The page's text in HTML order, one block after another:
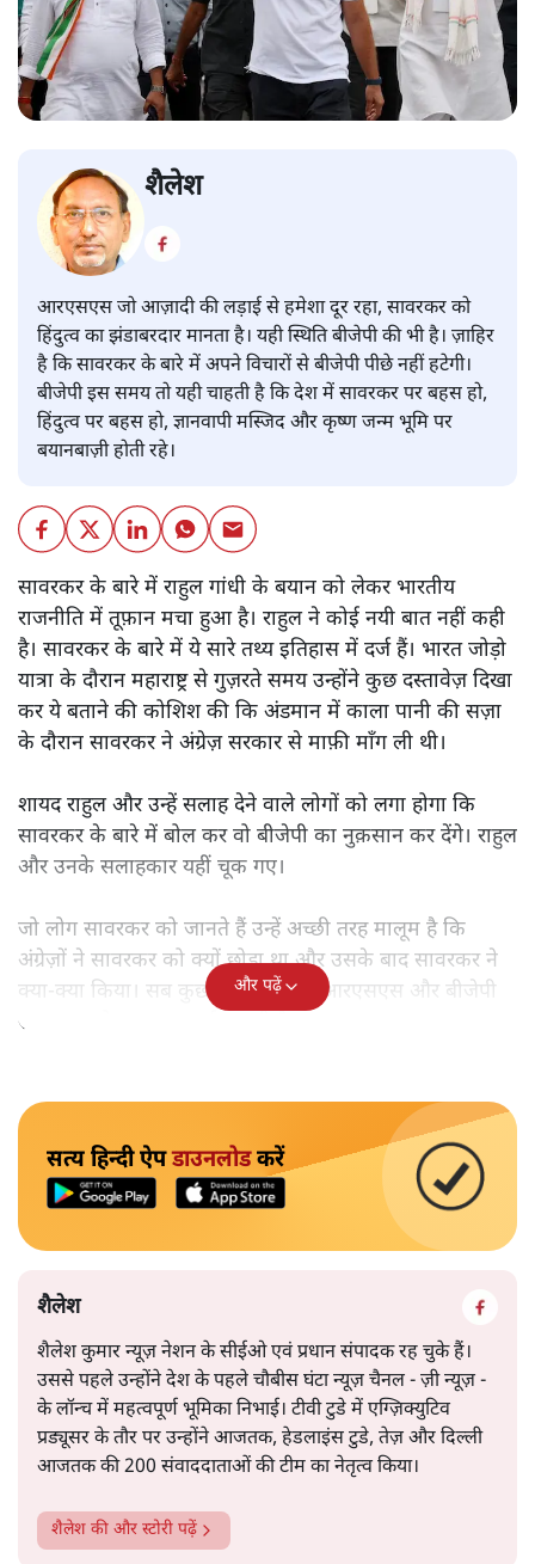
शैलेश
आरएसएस जो आज़ादी की लड़ाई से हमेशा दूर रहा, सावरकर को
हिंदुत्व का झंडाबरदार मानता है। यही स्थिति बीजेपी की भी है। ज़ाहिर
है कि सावरकर के बारे में अपने विचारों से बीजेपी पीछे नहीं हटेगी।
बीजेपी इस समय तो यही चाहती है कि देश में सावरकर पर बहस हो,
हिंदुत्व पर बहस हो, ज्ञानवापी मस्जिद और कृष्ण जन्म भूमि पर
बयानबाज़ी होती रहे।
सावरकर के बारे में राहुल गांधी के बयान को लेकर भारतीय
राजनीति में तूफ़ान मचा हुआ है। राहुल ने कोई नयी बात नहीं कही
है। सावरकर के बारे में ये सारे तथ्य इतिहास में दर्ज हैं। भारत जोड़ो
यात्रा के दौरान महाराष्ट्र से गुज़रते समय उन्होंने कुछ दस्तावेज़ दिखा
कर ये बताने की कोशिश की कि अंडमान में काला पानी की सज़ा
के दौरान सावरकर ने अंग्रेज़ सरकार से माफ़ी माँग ली थी।
शायद राहुल और उन्हें सलाह देने वाले लोगों को लगा होगा कि
सावरकर के बारे में बोल कर वो बीजेपी का नुक़सान कर देंगे। राहुल
और उनके सलाहकार यहीं चूक गए।
जो लोग सावरकर को जानते हैं उन्हें अच्छी तरह मालूम है कि
अंग्रेज़ों ने सावरकर को क्यों छोड़ा था और उसके बाद सावरकर ने
क्या-क्या किया। सब कुछ जानते हुए भी आरएसएस और बीजेपी
सावरकर को अपना आदर्श मानती है।
और पढ़ें
सत्य हिन्दी ऐपडाउनलोडकरें
शैलेश
शैलेश कुमार न्यूज़ नेशन के सीईओ एवं प्रधान संपादक रह चुके हैं।
उससे पहले उन्होंने देश के पहले चौबीस घंटा न्यूज़ चैनल - ज़ी न्यूज़ -
के लॉन्च में महत्वपूर्ण भूमिका निभाई। टीवी टुडे में एग्ज़िक्युटिव
प्रड्यूसर के तौर पर उन्होंने आजतक, हेडलाइंस टुडे, तेज़ और दिल्ली
आजतक की 200 संवाददाताओं की टीम का नेतृत्व किया।
शैलेश की और स्टोरी पढ़ें